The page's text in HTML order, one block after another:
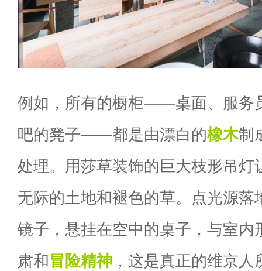
例如，所有的橱柜——桌面、服务
吧的凳子——都是由漂白的橡木制
处理。用莎草装饰的巨大枝形吊灯
无际的土地和褪色的草。点光源落
镜子，悬挂在空中的桌子，与室内
肃和冒险精神 ，这是真正的维京人